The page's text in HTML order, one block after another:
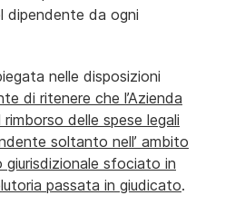
dipendente da ogni
nelle disposizioni
di ritenere che l’Azienda
delle spese legali
soltanto nell’ ambito
giurisdizionale sfociato in
passata in giudicato.